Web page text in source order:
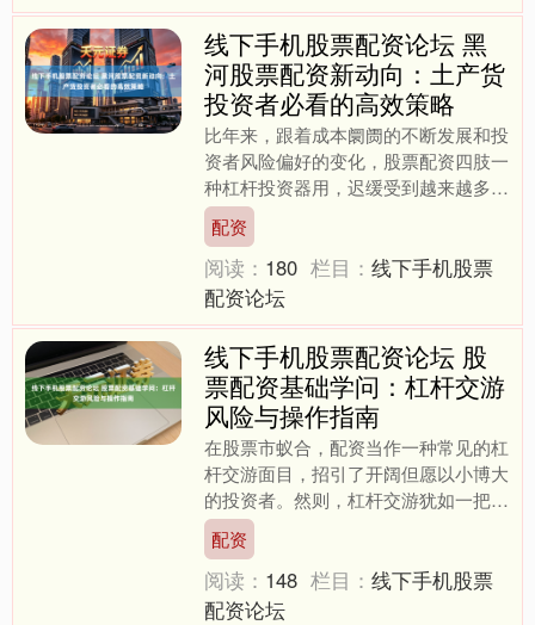
线下手机股票配资论坛 黑
河股票配资新动向：土产货
投资者必看的高效策略
比年来，跟着成本阛阓的不断发展和投
资者风险偏好的变化，股票配资四肢一
种杠杆投资器用，迟缓受到越来越多投
资者的温暖。四肢中国东北地区关键的
边境城市，黑河市的股票配....
配资
阅读： 180 栏目：线下手机股票
配资论坛
线下手机股票配资论坛 股
票配资基础学问：杠杆交游
风险与操作指南
在股票市蚁合，配资当作一种常见的杠
杆交游面目，招引了开阔但愿以小博大
的投资者。然则，杠杆交游犹如一把双
刃剑，既可能放大收益，也可能加快亏
空。本文将系统先容股票配....
配资
阅读： 148 栏目：线下手机股票
配资论坛